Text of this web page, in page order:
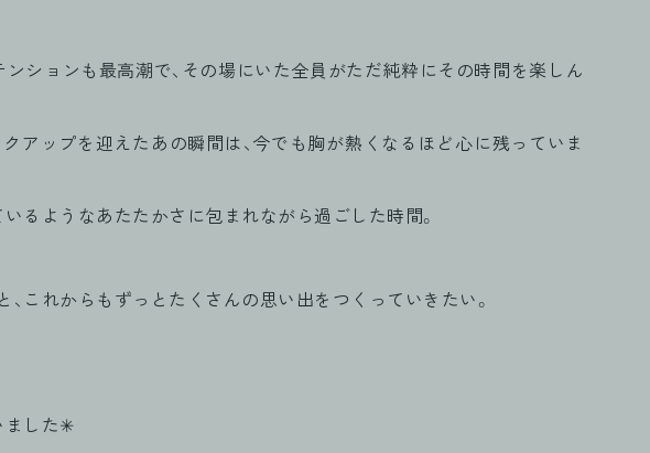
ションも最高潮で、その場にいた全員がただ純粋にその時間を楽しん
アップを迎えたあの瞬間は、今でも胸が熱くなるほど心に残っていま
るようなあたたかさに包まれながら過ごした時間。
これからもずっとたくさんの思い出をつくっていきたい。
ました✳︎